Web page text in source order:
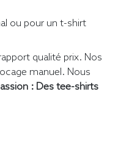
ou pour un t-shirt
qualité prix. Nos
manuel. Nous
: Des tee-shirts